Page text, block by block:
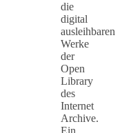
die
digital
ausleihbaren
Werke
der
Open
Library
des
Internet
Archive.
Ein